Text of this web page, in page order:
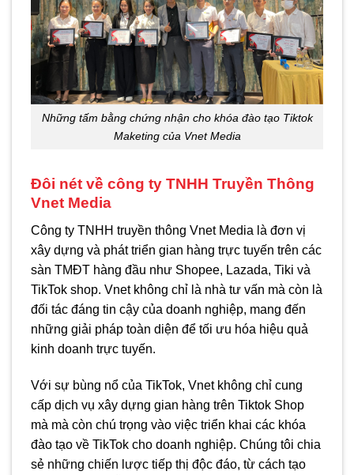
Những tấm bằng chứng nhận cho khóa đào tạo Tiktok
Maketing của Vnet Media
Đôi nét về công ty TNHH Truyền Thông
Vnet Media
Công ty TNHH truyền thông Vnet Media là đơn vị
xây dựng và phát triển gian hàng trực tuyến trên các
sàn TMĐT hàng đầu như Shopee, Lazada, Tiki và
TikTok shop. Vnet không chỉ là nhà tư vấn mà còn là
đối tác đáng tin cậy của doanh nghiệp, mang đến
những giải pháp toàn diện để tối ưu hóa hiệu quả
kinh doanh trực tuyến.
Với sự bùng nổ của TikTok, Vnet không chỉ cung
cấp dịch vụ xây dựng gian hàng trên Tiktok Shop
mà mà còn chú trọng vào việc triển khai các khóa
đào tạo về TikTok cho doanh nghiệp. Chúng tôi chia
sẻ những chiến lược tiếp thị độc đáo, từ cách tạo